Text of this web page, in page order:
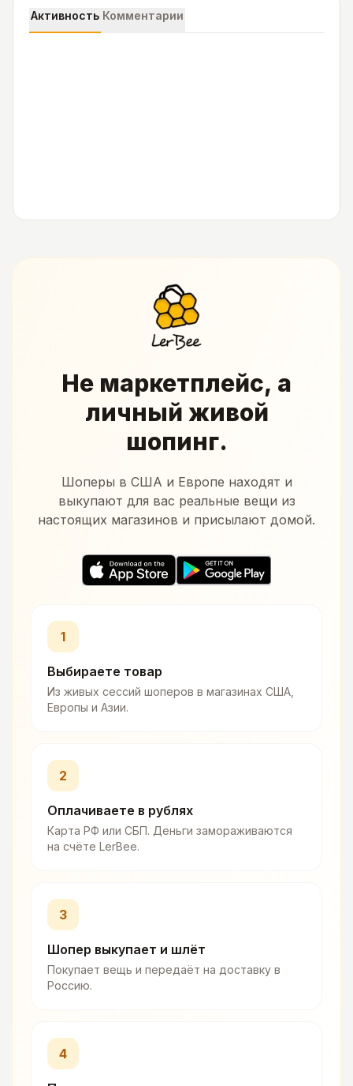
Активность Комментарии
Не маркетплейс, а
личный живой
шопинг.
Шоперы в США и Европе находят и
выкупают для вас реальные вещи из
настоящих магазинов и присылают домой.
1
Выбираете товар
Из живых сессий шоперов в магазинах США,
Европы и Азии.
2
Оплачиваете в рублях
Карта РФ или СБП. Деньги замораживаются
на счёте LerBee.
3
Шопер выкупает и шлёт
Покупает вещь и передаёт на доставку в
Россию.
4